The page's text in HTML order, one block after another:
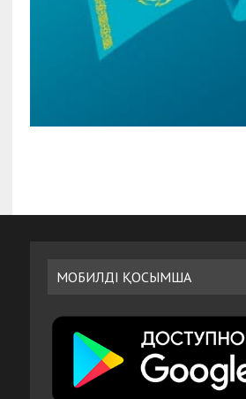
МОБИЛДІ ҚОСЫМША